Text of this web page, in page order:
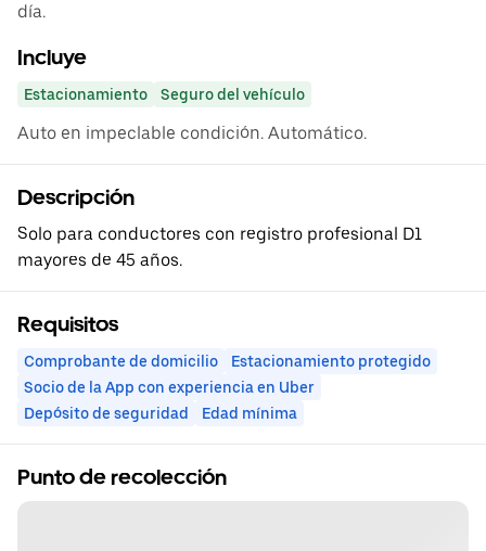
día.
Incluye
Estacionamiento Seguro del vehículo
Auto en impeclable condición. Automático.
Descripción
Solo para conductores con registro profesional D1
mayores de 45 años.
Requisitos
Comprobante de domicilio
Estacionamiento protegido
Socio de la App con experiencia en Uber
Depósito de seguridad
Edad mínima
Punto de recolección